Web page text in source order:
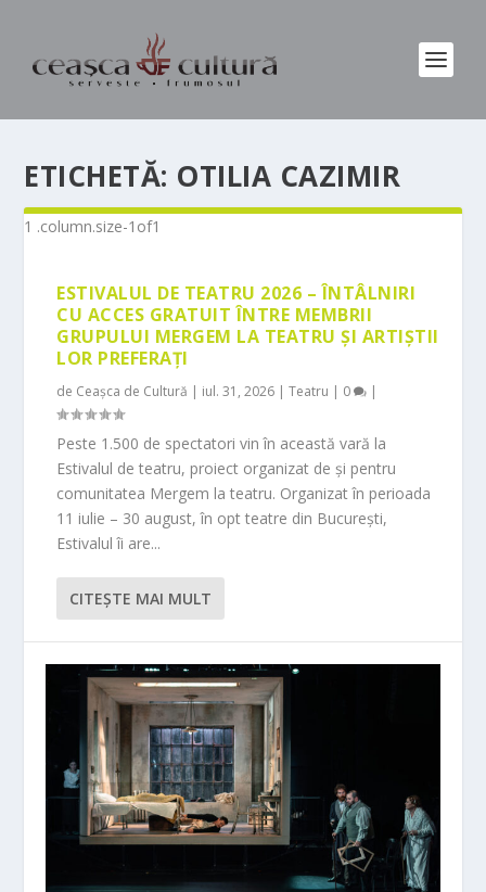
ETICHETĂ: OTILIA CAZIMIR
ESTIVALUL DE TEATRU 2026 – ÎNTÂLNIRI
CU ACCES GRATUIT ÎNTRE MEMBRII
GRUPULUI MERGEM LA TEATRU ȘI ARTIȘTII
LOR PREFERAȚI
de Ceașca de Cultură | iul. 31, 2026 |Teatru | 0 |
Peste 1.500 de spectatori vin în această vară la
Estivalul de teatru, proiect organizat de și pentru
comunitatea Mergem la teatru. Organizat în perioada
11 iulie – 30 august, în opt teatre din București,
Estivalul îi are...
CITEŞTE MAI MULT